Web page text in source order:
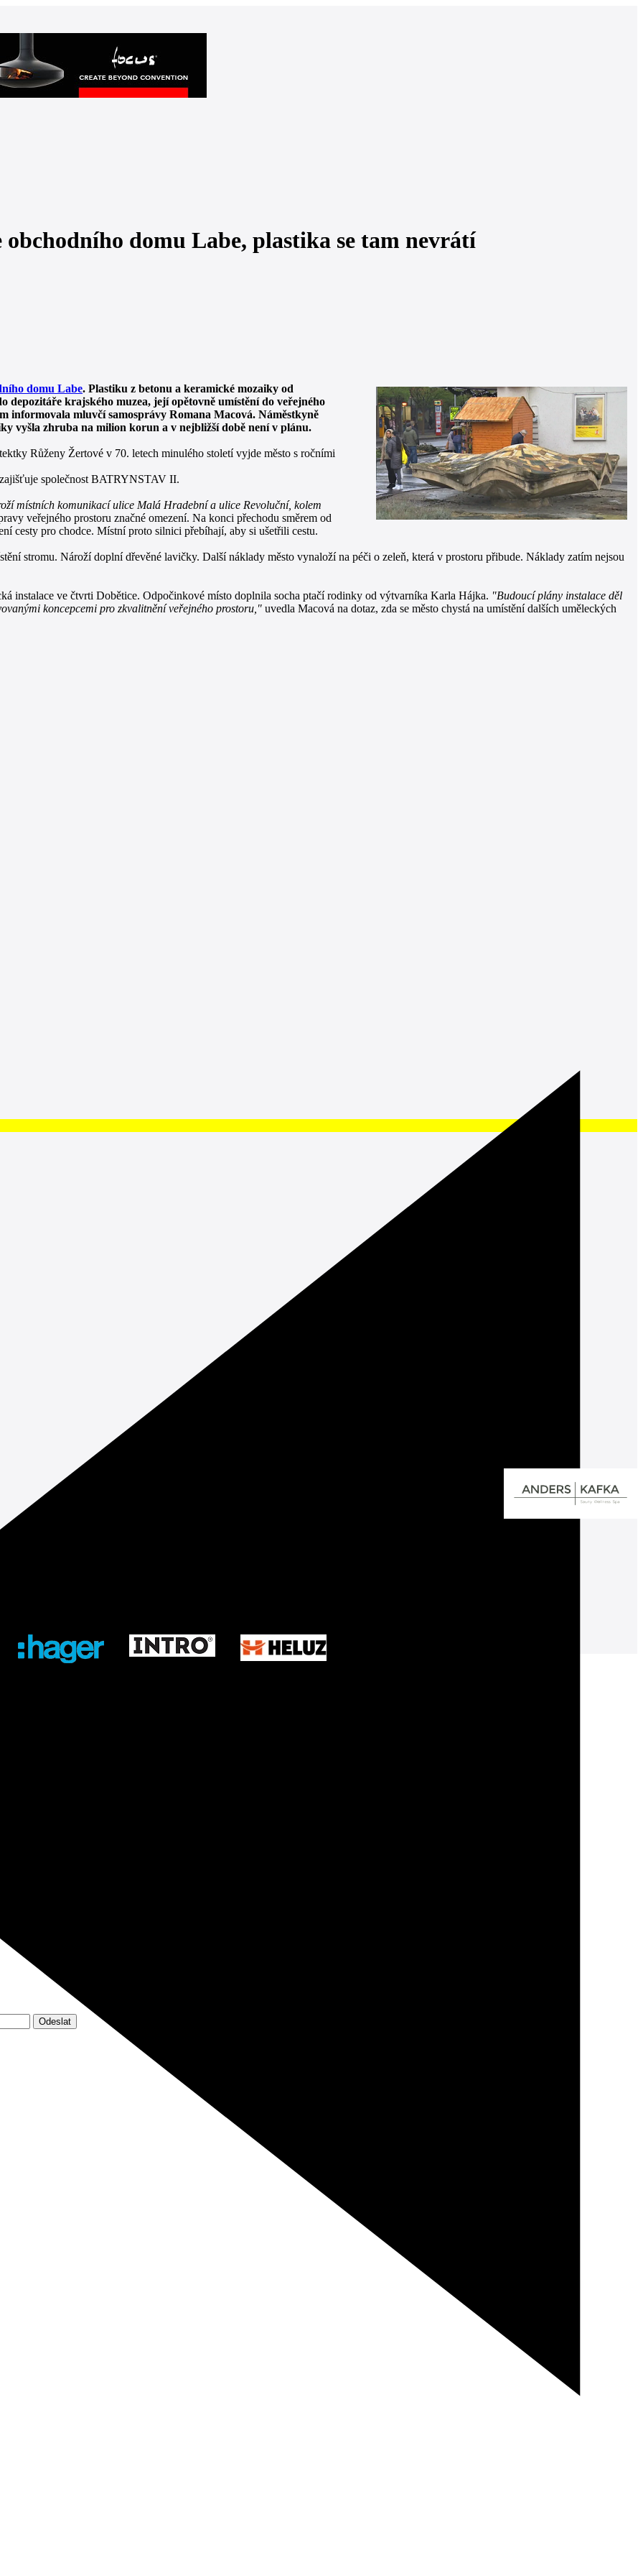
domu Labe, plastika se tam nevrátí
domu Labe. Plastiku z betonu a keramické mozaiky od
krajského muzea, její opětovně umístění do veřejného
mluvčí samosprávy Romana Macová. Náměstkyně
vyšla zhruba na milion korun a v nejbližší době není v plánu.
Růženy Žertové v 70. letech minulého století vyjde město s ročními
společnost BATRYNSTAV II.
místních komunikací ulice Malá Hradební a ulice Revoluční, kolem
veřejného prostoru značné omezení. Na konci přechodu směrem od
cesty pro chodce. Místní proto silnici přebíhají, aby si ušetřili cestu.
stromu. Nároží doplní dřevěné lavičky. Další náklady město vynaloží na péči o zeleň, která v prostoru přibude. Náklady zatím nejsou
instalace ve čtvrti Dobětice. Odpočinkové místo doplnila socha ptačí rodinky od výtvarníka Karla Hájka. "Budoucí plány instalace děl
koncepcemi pro zkvalitnění veřejného prostoru," uvedla Macová na dotaz, zda se město chystá na umístění dalších uměleckých